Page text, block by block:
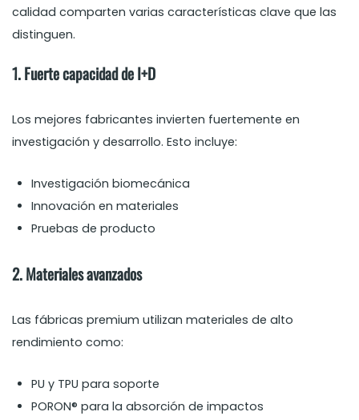
calidad comparten varias características clave que las
distinguen.
1. Fuerte capacidad de I+D
Los mejores fabricantes invierten fuertemente en
investigación y desarrollo. Esto incluye:
Investigación biomecánica
Innovación en materiales
Pruebas de producto
2. Materiales avanzados
Las fábricas premium utilizan materiales de alto
rendimiento como:
PU y TPU para soporte
PORON® para la absorción de impactos